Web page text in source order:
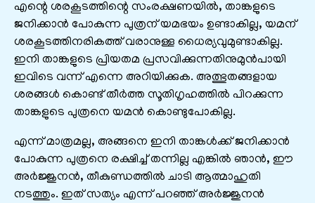
എന്റെ ശരകൂടത്തിന്റെ സംരക്ഷണയില്‍, താങ്കളുടെ
ജനിക്കാന്‍ പോകുന്ന പുത്രന്‌ യമഭയം ഉണ്ടാകില്ല, യമന്‌
ശരകൂടത്തിനരികത്ത്‌ വരാനുള്ള ധൈര്യവുമുണ്ടാകില്ല.
ഇനി താങ്കളുടെ പ്രിയതമ പ്രസവിക്കുന്നതിനുമുന്‍പായി
ഇവിടെ വന്ന് എന്നെ അറിയിക്കുക. അത്ഭുതങ്ങളായ
ശരങ്ങള്‍ കൊണ്ട്‌ തീര്‍ത്ത സൂതിഗൃഹത്തില്‍ പിറക്കുന്ന
താങ്കളുടെ പുത്രനെ യമന്‍ കൊണ്ടുപോകില്ല.
എന്ന് മാത്രമല്ല, അങ്ങനെ ഇനി താങ്കള്‍ക്ക്‌ ജനിക്കാന്‍
പോകുന്ന പുത്രനെ രക്ഷിച്ച്‌ തന്നില്ല എങ്കില്‍ ഞാന്‍, ഈ
അര്‍ജ്ജുനന്‍, തീകുണ്ഡത്തില്‍ ചാടി ആത്മാഹുതി
നടത്തും. ഇത്‌ സത്യം എന്ന് പറഞ്ഞ്‌ അര്‍ജ്ജുനന്‍